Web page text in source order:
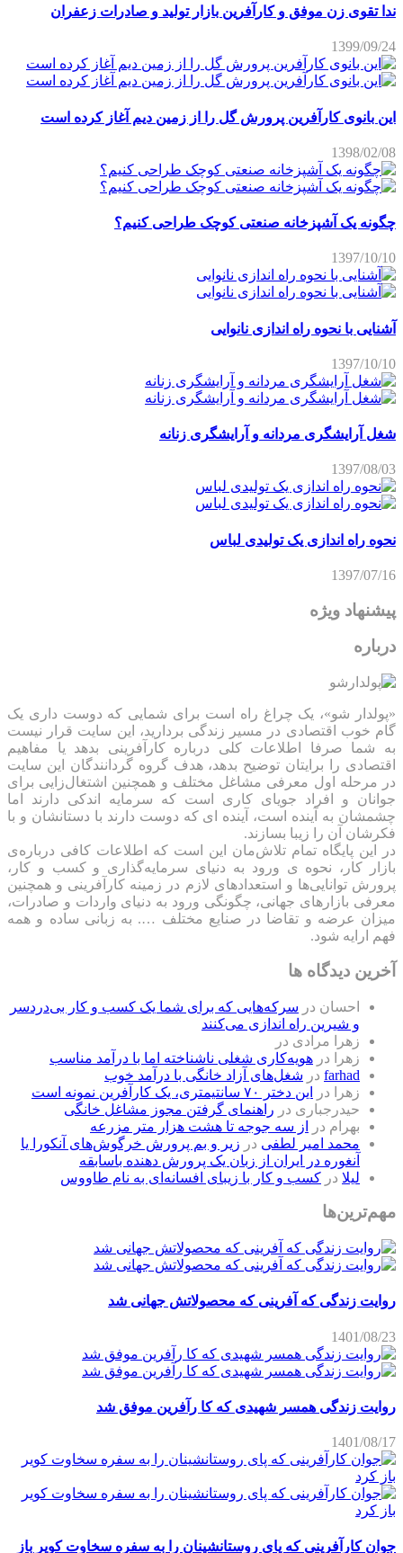
ندا تقوی زن موفق و کارآفرین بازار تولید و صادرات زعفران
1399/09/24
این بانوی کارآفرین پرورش گل را از زمین دیم آغاز کرده است
1398/02/08
چگونه یک آشپزخانه صنعتی کوچک طراحی کنیم؟
1397/10/10
آشنایی با نحوه راه اندازی نانوایی
1397/10/10
شغل آرایشگری مردانه و آرایشگری زنانه
1397/08/03
نحوه راه اندازی یک تولیدی لباس
1397/07/16
پیشنهاد ویژه
درباره
«پولدار شو»، یک چراغ راه است برای شمایی که دوست داری یک
گام خوب اقتصادی در مسیر زندگی بردارید، این سایت قرار نیست
به شما صرفا اطلاعات کلی درباره کارآفرینی بدهد یا مفاهیم
اقتصادی را برایتان توضیح بدهد، هدف گروه گردانندگان این سایت
در مرحله اول معرفی مشاغل مختلف و همچنین اشتغال‌زایی برای
جوانان و افراد جویای کاری است که سرمایه اندکی دارند اما
چشمشان به آینده است، آینده ای که دوست دارند با دستانشان و با
فکرشان آن را زیبا بسازند.
در این پایگاه تمام تلاش‌مان این است که ‌اطلاعات کافی درباره‌ی
بازار کار، نحوه ی ورود به دنیای سرمایه‌گذاری و کسب و کار،
پرورش توانایی‌ها و استعدادهای لازم در زمینه کارآفرینی و همچنین
معرفی بازارهای جهانی، چگونگی ورود به دنیای واردات و صادرات،
میزان عرضه و تقاضا در صنایع مختلف …. به زبانی ساده و همه
فهم ارایه شود.
آخرین دیدگاه ها
احسان در سرکه‌هایی که برای شما یک کسب و کار بی‌دردسر
و شیرین راه اندازی می‌کنند
زهرا مرادی در
زهرا
در هویه‌کاری شغلی ناشناخته اما با درآمد مناسب
farhad در شغل‌های آزاد خانگی با درآمد خوب
زهرا
در
این دختر ۷۰ سانتیمتری، یک کارآفرین نمونه است
حیدرجباری در راهنمای گرفتن مجوز مشاغل خانگی
بهرام در
از سه جوجه تا هشت هزار متر مزرعه
محمد امیر لطفی در زیر و بم پرورش خرگوش‌های آنکورا یا
آنغوره در ایران از زبان یک پرورش دهنده باسابقه
لیلا در کسب و کار با زیبای افسانه‌ای به نام طاووس
مهم‌ترین‌ها
روایت زندگی که آفرینی که محصولاتش جهانی شد
1401/08/23
روایت زندگی همسر شهیدی که کا رآفرین موفق شد
1401/08/17
جوان کارآفرینی که پای روستانشینان را به سفره سخاوت کویر باز